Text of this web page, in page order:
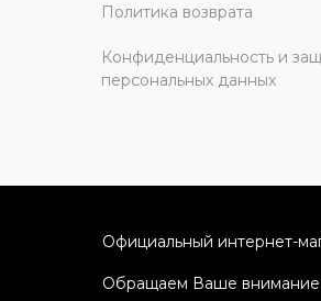
Политика возврата
Конфиденциальность и
персональных данных
Официальный интернет-
Обращаем Ваше внимание